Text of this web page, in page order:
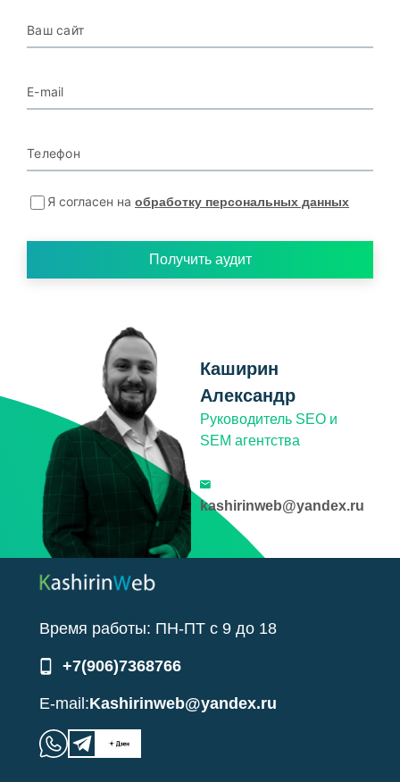
Ваш сайт
E-mail
Телефон
Я согласен на обработку персональных данных
Получить аудит
Каширин
Александр
Руководитель SEO и
SEM агентства
kashirinweb@yandex.ru
Время работы: ПН-ПТ с 9 до 18
+7(906)7368766
E-mail:Kashirinweb@yandex.ru